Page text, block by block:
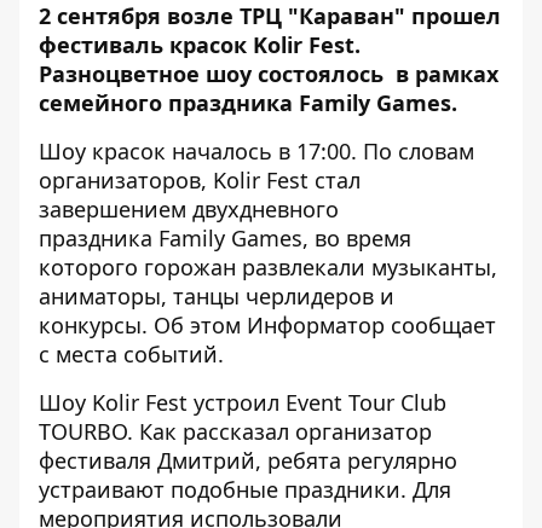
2 сентября возле ТРЦ "Караван" прошел
фестиваль красок Kolir Fest.
Разноцветное шоу состоялось в рамках
семейного праздника Family Games.
Шоу красок началось в 17:00. По словам
организаторов, Kolir Fest стал
завершением двухдневного
праздника Family Games, во время
которого горожан развлекали музыканты,
аниматоры, танцы черлидеров и
конкурсы. Об этом Информатор сообщает
с места событий.
Шоу Kolir Fest устроил Event Tour Club
TOURBO. Как рассказал организатор
фестиваля Дмитрий, ребята регулярно
устраивают подобные праздники. Для
мероприятия использовали